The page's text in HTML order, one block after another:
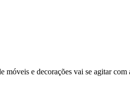
e decorações vai se agitar